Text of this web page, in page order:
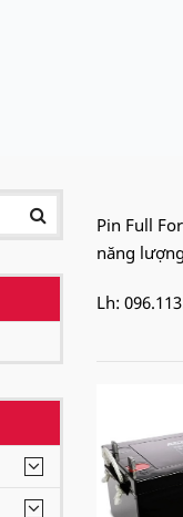
Pin Full
năng
Lh: